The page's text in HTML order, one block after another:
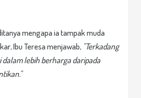
mengapa ia tampak muda
Ibu Teresa menjawab, "Terkadang
dalam lebih berharga daripada